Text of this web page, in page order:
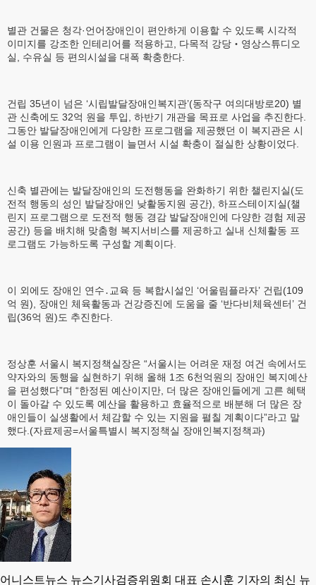
별관 건물은 청각·언어장애인이 편안하게 이용할 수 있도록 시각적
이미지를 강조한 인테리어를 적용하고, 다목적 강당‧영상스튜디오
실, 수유실 등 편의시설을 대폭 확충한다.
건립 35년이 넘은 ‘시립발달장애인복지관’(동작구 여의대방로20) 별
관 신축에도 32억 원을 투입, 하반기 개관을 목표로 사업을 추진한다.
그동안 발달장애인에게 다양한 프로그램을 제공했던 이 복지관은 시
설 이용 인원과 프로그램이 늘면서 시설 확충이 절실한 상황이었다.
신축 별관에는 발달장애인의 도전행동을 완화하기 위한 챌린지실(도
전적 행동의 성인 발달장애인 낮활동지원 공간), 하프스테이지실(챌
린지 프로그램으로 도전적 행동 경감 발달장애인에 다양한 경험 제공
공간) 등을 배치해 맞춤형 복지서비스를 제공하고 실내 신체활동 프
로그램도 가능하도록 구성할 계획이다.
이 외에도 장애인 연수․교육 등 복합시설인 ‘어울림플라자’ 건립(109
억 원), 장애인 체육활동과 건강증진에 도움을 줄 ‘반다비체육센터’ 건
립(36억 원)도 추진한다.
정상훈 서울시 복지정책실장은 “서울시는 어려운 재정 여건 속에서도
약자와의 동행을 실현하기 위해 올해 1조 6천억원의 장애인 복지예산
을 편성했다”며 “한정된 예산이지만, 더 많은 장애인들에게 고른 혜택
이 돌아갈 수 있도록 예산을 활용하고 효율적으로 배분해 더 많은 장
애인들이 실생활에서 체감할 수 있는 지원을 펼칠 계획이다”라고 말
했다.(자료제공=서울특별시 복지정책실 장애인복지정책과)
어니스트뉴스 뉴스기사검증위원회 대표 손시훈 기자의 최신 뉴